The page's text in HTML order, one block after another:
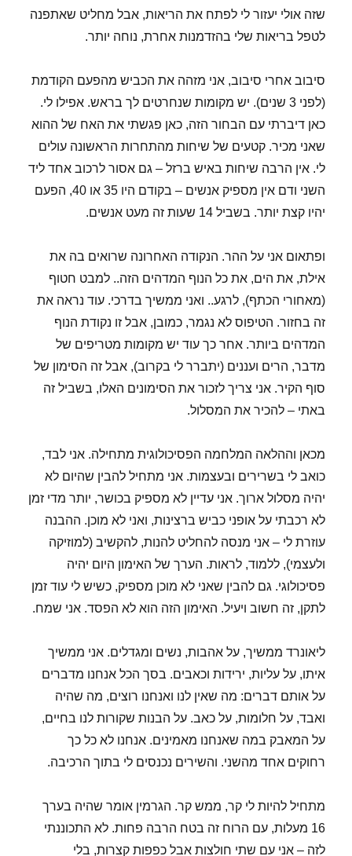
שזה אולי יעזור לי לפתח את הריאות, אבל מחליט שאתפנה
לטפל בריאות שלי בהזדמנות אחרת, נוחה יותר.
סיבוב אחרי סיבוב, אני מזהה את הכביש מהפעם הקודמת
(לפני 3 שנים). יש מקומות שנחרטים לך בראש. אפילו לי.
כאן דיברתי עם הבחור הזה, כאן פגשתי את האח של ההוא
שאני מכיר. קטעים של שיחות מהתחרות הראשונה עולים
לי. אין הרבה שיחות באיש ברזל – גם אסור לרכוב אחד ליד
השני ודם אין מספיק אנשים – בקודם היו 35 או 40, הפעם
יהיו קצת יותר. בשביל 14 שעות זה מעט אנשים.
ופתאום אני על ההר. הנקודה האחרונה שרואים בה את
אילת, את הים, את כל הנוף המדהים הזה.. למבט חטוף
(מאחורי הכתף), לרגע.. ואני ממשיך בדרכי. עוד נראה את
זה בחזור. הטיפוס לא נגמר, כמובן, אבל זו נקודת הנוף
המדהים ביותר. אחר כך עוד יש מקומות מטריפים של
מדבר, הרים ועננים (יתברר לי בקרוב), אבל זה הסימון של
סוף הקיר. אני צריך לזכור את הסימונים האלו, בשביל זה
באתי – להכיר את המסלול.
מכאן וההלאה המלחמה הפסיכולוגית מתחילה. אני לבד,
כואב לי בשרירים ובעצמות. אני מתחיל להבין שהיום לא
יהיה מסלול ארוך. אני עדיין לא מספיק בכושר, יותר מדי זמן
לא רכבתי על אופני כביש ברצינות, ואני לא מוכן. ההבנה
עוזרת לי – אני מנסה להחליט להנות, להקשיב (למוזיקה
ולעצמי), ללמוד, לראות. הערך של האימון היום יהיה
פסיכולוגי. גם להבין שאני לא מוכן מספיק, כשיש לי עוד זמן
לתקן, זה חשוב ויעיל. האימון הזה הוא לא הפסד. אני שמח.
ליאונרד ממשיך, על אהבות, נשים ומגדלים. אני ממשיך
איתו, על עליות, ירידות וכאבים. בסך הכל אנחנו מדברים
על אותם דברים: מה שאין לנו ואנחנו רוצים, מה שהיה
ואבד, על חלומות, על כאב. על הבנות שקורות לנו בחיים,
על המאבק במה שאנחנו מאמינים. אנחנו לא כל כך
רחוקים אחד מהשני. והשירים נכנסים לי בתוך הרכיבה.
מתחיל להיות לי קר, ממש קר. הגרמין אומר שהיה בערך
16 מעלות, עם הרוח זה בטח הרבה פחות. לא התכוננתי
לזה – אני עם שתי חולצות אבל כפפות קצרות, בלי